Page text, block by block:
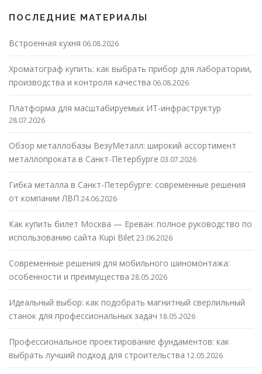
ПОСЛЕДНИЕ МАТЕРИАЛЫ
Встроенная кухня 06.08.2026
Хроматограф купить: как выбрать прибор для лаборатории,
производства и контроля качества 06.08.2026
Платформа для масштабируемых ИТ-инфраструктур
28.07.2026
Обзор металлобазы ВезуМеталл: широкий ассортимент
металлопроката в Санкт-Петербурге 03.07.2026
Гибка металла в Санкт-Петербурге: современные решения
от компании ЛВП 24.06.2026
Как купить билет Москва — Ереван: полное руководство по
использованию сайта Kupi Bilet23.06.2026
Современные решения для мобильного шиномонтажа:
особенности и преимущества 28.05.2026
Идеальный выбор: как подобрать магнитный сверлильный
станок для профессиональных задач 18.05.2026
Профессиональное проектирование фундаментов: как
выбрать лучший подход для строительства 12.05.2026